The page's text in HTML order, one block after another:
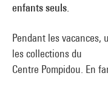
enfants seuls.
Pendant les vacances,
les collections du
Centre Pompidou. En